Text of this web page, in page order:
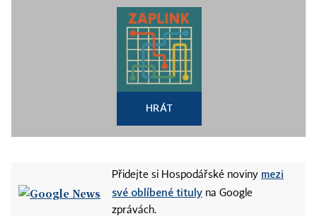
HRÁT
Přidejte si Hospodářské noviny mezi
své oblíbené tituly na Google
zprávách.